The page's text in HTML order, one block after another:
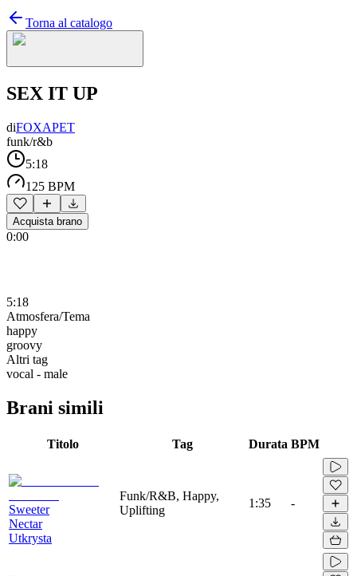
Torna al catalogo
SEX IT UP
diFOXAPET
funk/r&b
5:18
125 BPM
Acquista brano
0:00
5:18
Atmosfera/Tema
happy
groovy
Altri tag
vocal - male
Brani simili
Titolo Tag Durata BPM
Sweeter
Nectar
Utkrysta
Funk/R&B, Happy,
Uplifting
1:35 -